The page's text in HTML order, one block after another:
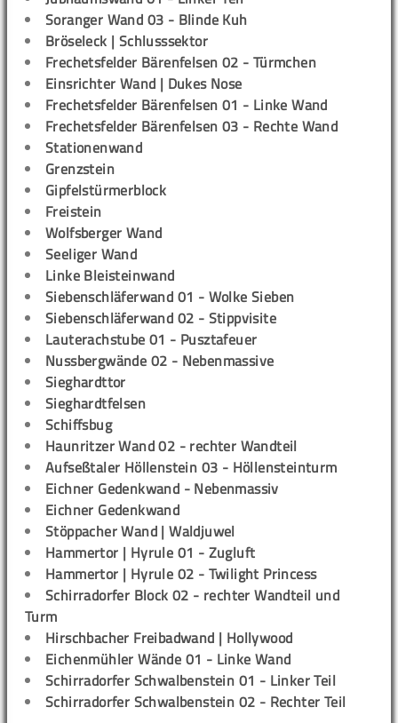
Soranger Wand 03 - Blinde Kuh
Bröseleck | Schlusssektor
Frechetsfelder Bärenfelsen 02 - Türmchen
Einsrichter Wand | Dukes Nose
Frechetsfelder Bärenfelsen 01 - Linke Wand
Frechetsfelder Bärenfelsen 03 - Rechte Wand
Stationenwand
Grenzstein
Gipfelstürmerblock
Freistein
Wolfsberger Wand
Seeliger Wand
Linke Bleisteinwand
Siebenschläferwand 01 - Wolke Sieben
Siebenschläferwand 02 - Stippvisite
Lauterachstube 01 - Pusztafeuer
Nussbergwände 02 - Nebenmassive
Sieghardttor
Sieghardtfelsen
Schiffsbug
Haunritzer Wand 02 - rechter Wandteil
Aufseßtaler Höllenstein 03 - Höllensteinturm
Eichner Gedenkwand - Nebenmassiv
Eichner Gedenkwand
Stöppacher Wand | Waldjuwel
Hammertor | Hyrule 01 - Zugluft
Hammertor | Hyrule 02 - Twilight Princess
Schirradorfer Block 02 - rechter Wandteil und
Turm
Hirschbacher Freibadwand | Hollywood
Eichenmühler Wände 01 - Linke Wand
Schirradorfer Schwalbenstein 01 - Linker Teil
Schirradorfer Schwalbenstein 02 - Rechter Teil